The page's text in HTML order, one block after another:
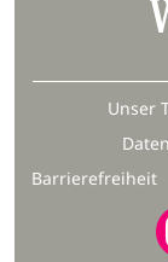
Unser
Barrierefreiheit